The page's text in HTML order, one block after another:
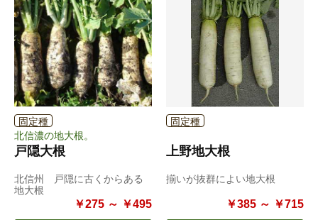
固定種
北信濃の地大根。
戸隠大根
北信州 戸隠に古くからある
地大根
￥275 ～ ￥495
固定種
上野地大根
揃いが抜群によい地大根
￥385 ～ ￥715